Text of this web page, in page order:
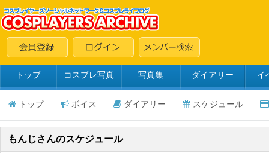
トップ コスプレ写真 写真集 ダイアリー イ
トップ ボイス ダイアリー スケジュール
もんじさんのスケジュール